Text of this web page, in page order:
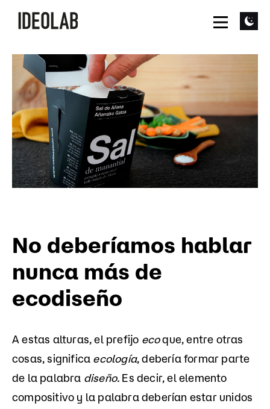
No deberíamos hablar
nunca más de
ecodiseño
A estas alturas, el prefijo ecoque, entre otras
cosas, significa ecología, debería formar parte
de la palabra diseño. Es decir, el elemento
compositivo y la palabra deberían estar unidos